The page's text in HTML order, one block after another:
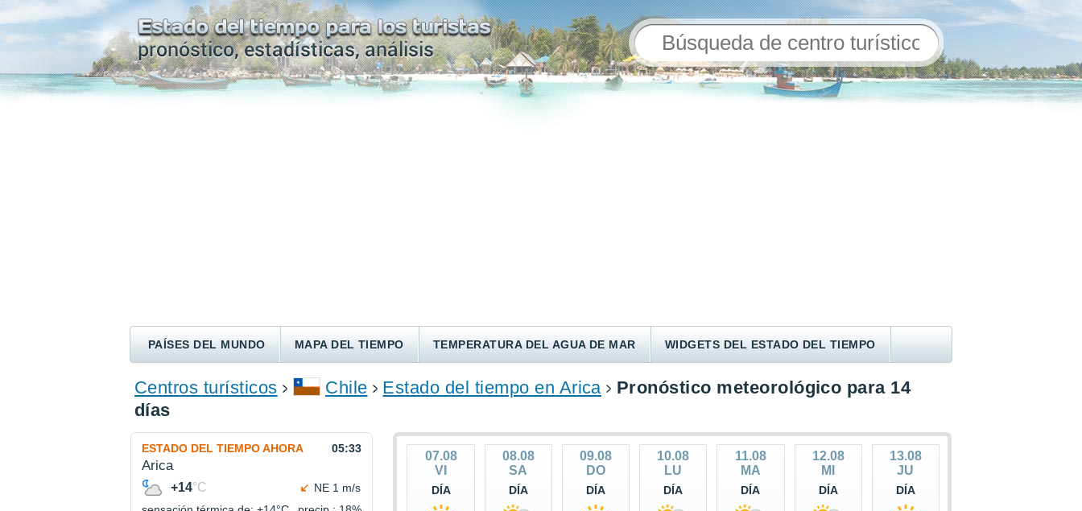
PAÍSES DEL MUNDO MAPA DEL TIEMPO TEMPERATURA DEL AGUA DE MAR WIDGETS DEL ESTADO DEL TIEMPO
ENCONTRAR UN HOTEL
Centros turísticos Chile Estado del tiempo en Arica
Pronóstico meteorológico para 14
días
07.08
VI
DÍA
08.08
SA
DÍA
09.08
DO
DÍA
10.08
LU
DÍA
11.08
MA
DÍA
12.08
MI
DÍA
13.08
JU
DÍA
ESTADO DEL TIEMPO AHORA 05:33
Arica
+14°C
NE 1 m/s